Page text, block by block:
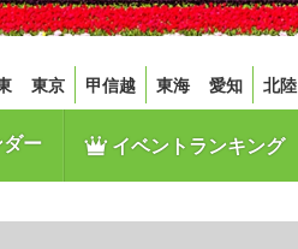
東京 甲信越 東海 愛知 北陸
ー イベントランキング